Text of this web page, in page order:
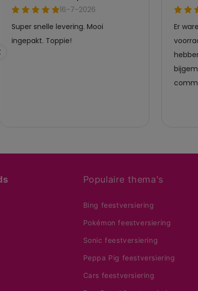
Populaire thema's
Bing feestversiering
Pokémon feestversiering
Sonic feestversiering
Peppa Pig feestversiering
Cars feestversiering